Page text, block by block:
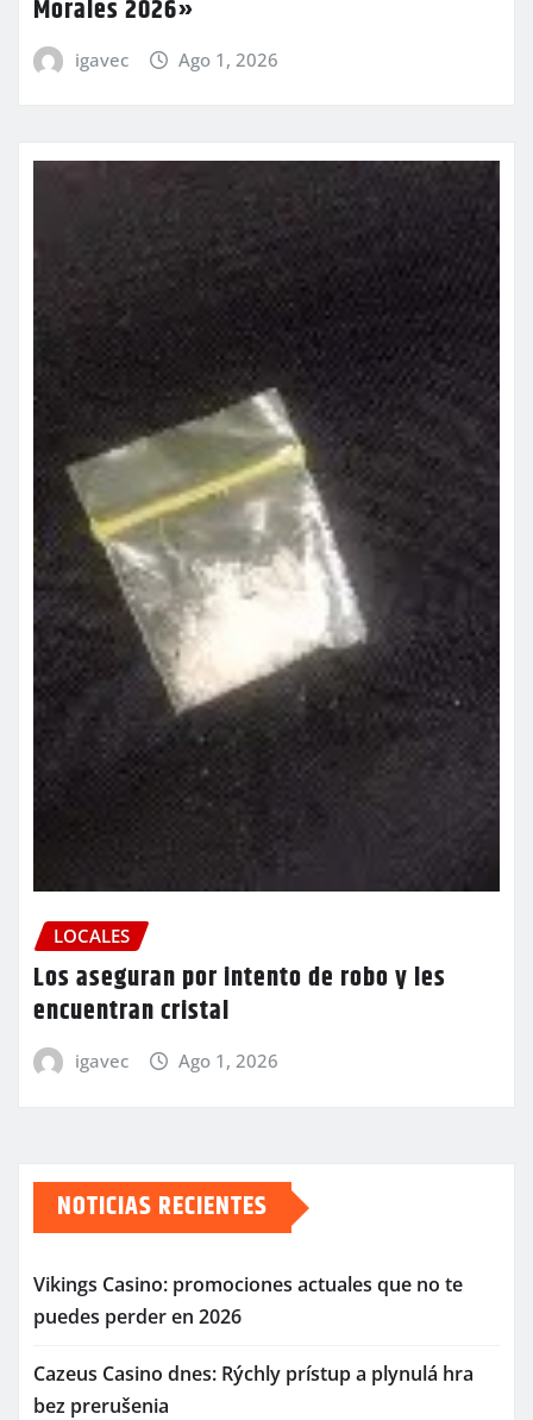
Morales 2026»
igavec Ago 1, 2026
LOCALES
Los aseguran por intento de robo y les
encuentran cristal
igavec Ago 1, 2026
NOTICIAS RECIENTES
Vikings Casino: promociones actuales que no te
puedes perder en 2026
Cazeus Casino dnes: Rýchly prístup a plynulá hra
bez prerušenia